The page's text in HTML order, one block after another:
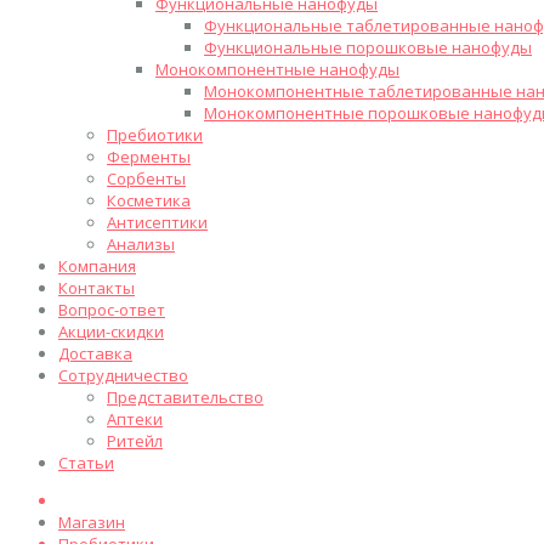
Функциональные таблетированные
Функциональные порошковые нанофуды
Монокомпонентные нанофуды
Монокомпонентные таблетированные
Монокомпонентные порошковые
Пребиотики
Ферменты
Сорбенты
Косметика
Антисептики
Анализы
Компания
Контакты
Вопрос-ответ
Акции-скидки
Доставка
Сотрудничество
Представительство
Аптеки
Ритейл
Статьи
Магазин